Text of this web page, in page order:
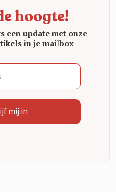
hoogte!
een update met onze
in je mailbox